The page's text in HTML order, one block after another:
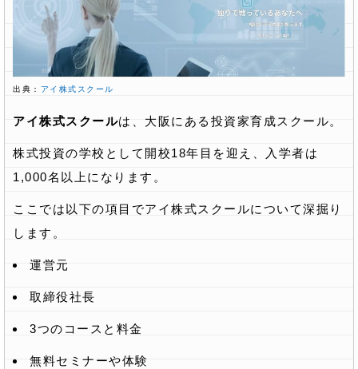
出典： アイ株式スクール
アイ株式スクールは、大阪にある投資家育成スクール。
株式投資の学校として開校18年目を迎え、入学者は
1,000名以上になります。
ここでは以下の項目でアイ株式スクールについて深掘り
します。
運営元
取締役社長
3つのコースと料金
無料セミナーや体験